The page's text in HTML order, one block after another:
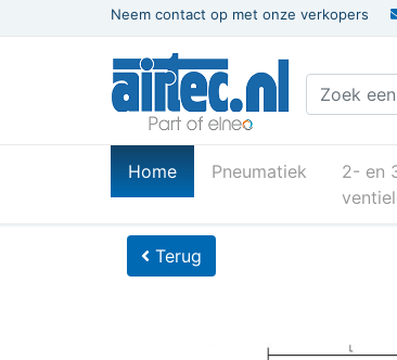
Neem contact op met onze verkopers
Home(current)Pneumatiek
2- en
Terug